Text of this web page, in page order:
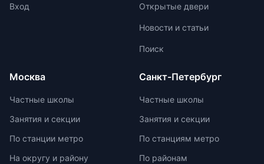
проработки процедуры и нюансов
Вход Открытые двери
Новости и статьи
Поиск
Москва
Частные школы
Занятия и секции
По станции метро
На округу и району
Санкт-Петербург
Частные школы
Занятия и секции
По станциям метро
По районам